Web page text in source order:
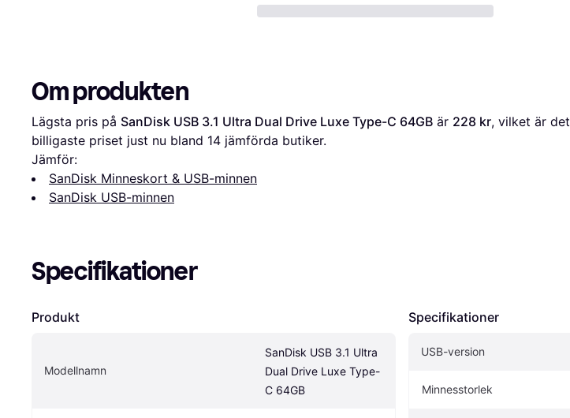
Om produkten
Lägsta pris på SanDisk USB 3.1 Ultra Dual Drive Luxe Type-C 64GB är 228 kr, vilket är det
billigaste priset just nu bland 14 jämförda butiker.
Jämför:
SanDisk Minneskort & USB-minnen
SanDisk USB-minnen
Specifikationer
Produkt
Modellnamn
SanDisk USB 3.1 Ultra
Dual Drive Luxe Type-
C 64GB
Specifikationer
USB-version
Minnesstorlek